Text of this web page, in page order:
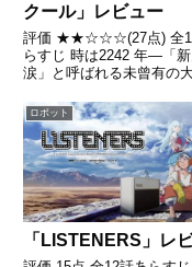
クール」レビュー
評価 ★★☆☆☆(27点) 全
らすじ 時は2242 年―「
涙」と呼ばれる未曾有の
下都市国家「アメイジア」
という事件を経て、再び
きる希望を持ち歩みはじ
た。引用- Wiki...
ロボット
「LISTENERS」レ